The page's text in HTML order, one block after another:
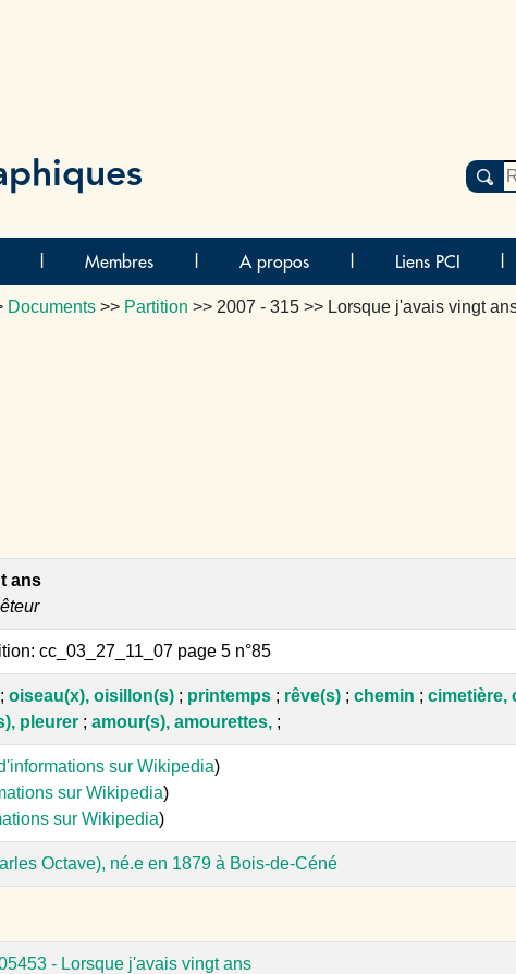
Membres A propos Liens PCI
Documents >> Partition >> 2007 - 315 >> Lorsque j'avais vingt
ans
cc_03_27_11_07 page 5 n°85
; oiseau(x), oisillon(s) ; printemps ; rêve(s) ; chemin ; cimetière,
pleurer ; amour(s), amourettes, ;
sur Wikipedia)
sur Wikipedia)
sur Wikipedia)
Octave), né.e en 1879 à Bois-de-Céné
- Lorsque j'avais vingt ans